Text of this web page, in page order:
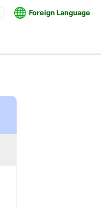
Foreign Language